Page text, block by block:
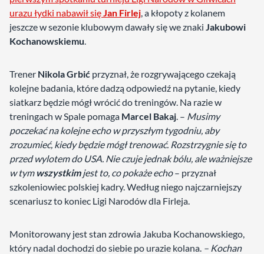
urazu łydki nabawił sięJan Firlej, a kłopoty z kolanem
jeszcze w sezonie klubowym dawały się we znaki Jakubowi
Kochanowskiemu.
Trener Nikola Grbić przyznał, że rozgrywającego czekają
kolejne badania, które dadzą odpowiedź na pytanie, kiedy
siatkarz będzie mógł wrócić do treningów. Na razie w
treningach w Spale pomaga Marcel Bakaj. – Musimy
poczekać na kolejne echo w przyszłym tygodniu, aby
zrozumieć, kiedy będzie mógł trenować. Rozstrzygnie się to
przed wylotem do USA. Nie czuje jednak bólu, ale ważniejsze
w tym wszystkimjest to, co pokaże echo– przyznał
szkoleniowiec polskiej kadry. Według niego najczarniejszy
scenariusz to koniec Ligi Narodów dla Firleja.
Monitorowany jest stan zdrowia Jakuba Kochanowskiego,
który nadal dochodzi do siebie po urazie kolana. – Kochan